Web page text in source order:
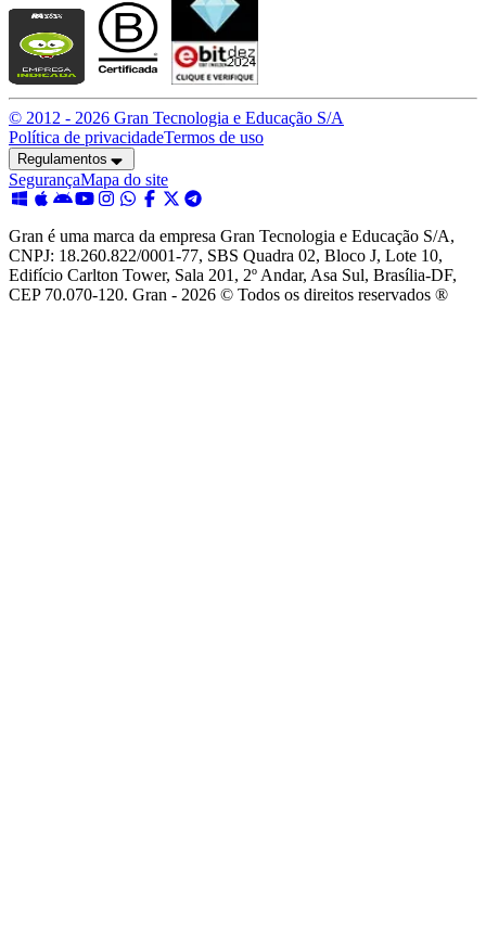
© 2012 - 2026 Gran Tecnologia e Educação S/A
Política de privacidadeTermos de uso
Regulamentos
SegurançaMapa do site
Gran é uma marca da empresa Gran Tecnologia e Educação S/A,
CNPJ: 18.260.822/0001-77, SBS Quadra 02, Bloco J, Lote 10,
Edifício Carlton Tower, Sala 201, 2º Andar, Asa Sul, Brasília-DF,
CEP 70.070-120. Gran - 2026 © Todos os direitos reservados ®